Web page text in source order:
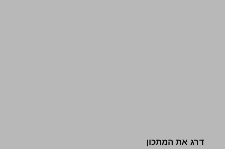
דרג את המתכון